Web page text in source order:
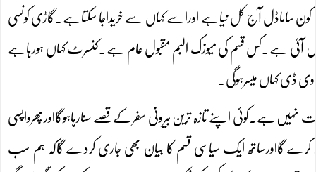
ساماڈل آج کل نیاہے اوراسے کہاں سے خریداجا سکتاہے۔گاڑی کونسی
آئی ہے۔کس قسم کی میوزک البم مقبول عام ہے۔کنسرٹ کہاں ہورہاہے
ڈی کہاں میسرہوگی۔
ہے۔کوئی اپنے تازہ ترین بیرونی سفر کے قصے سنارہاہوگااورپھرواپسی
کرے گااورساتھ ایک سیاسی قسم کا بیان بھی جاری کردے گاکہ ہم سب